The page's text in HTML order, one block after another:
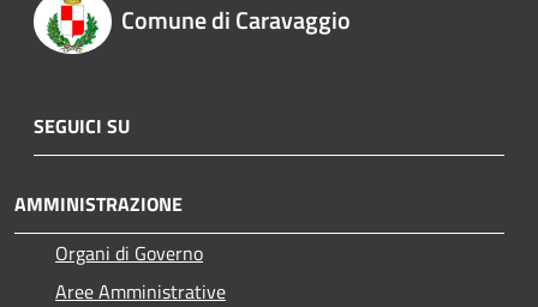
Comune di Caravaggio
SEGUICI SU
AMMINISTRAZIONE
Organi di Governo
Aree Amministrative